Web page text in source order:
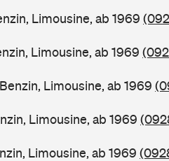
Limousine, ab 1969
Limousine, ab 1969
Limousine, ab 1969
Limousine, ab 1969
Limousine, ab 1969